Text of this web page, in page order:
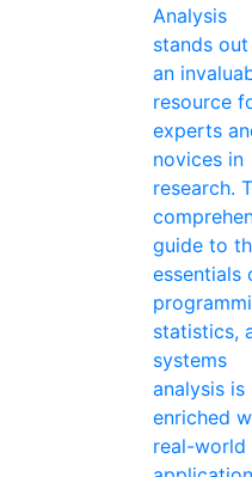
Analysis
stands out
an
resource
experts
novices in
research.
guide to
essentials
statistics,
systems
analysis is
enriched
real-world